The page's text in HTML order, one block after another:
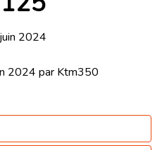
2024
2024 par Ktm350